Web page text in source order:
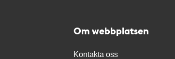
Om webbplatsen
Kontakta oss